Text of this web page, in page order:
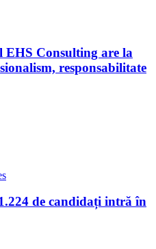
EHS Consulting are la
responsabilitate
de candidați intră în